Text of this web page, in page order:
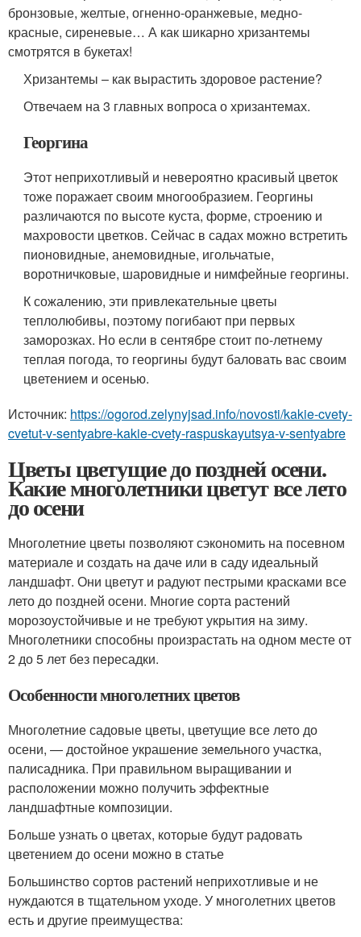
бронзовые, желтые, огненно-оранжевые, медно-
красные, сиреневые… А как шикарно хризантемы
смотрятся в букетах!
Хризантемы – как вырастить здоровое растение?
Отвечаем на 3 главных вопроса о хризантемах.
Георгина
Этот неприхотливый и невероятно красивый цветок
тоже поражает своим многообразием. Георгины
различаются по высоте куста, форме, строению и
махровости цветков. Сейчас в садах можно встретить
пионовидные, анемовидные, игольчатые,
воротничковые, шаровидные и нимфейные георгины.
К сожалению, эти привлекательные цветы
теплолюбивы, поэтому погибают при первых
заморозках. Но если в сентябре стоит по-летнему
теплая погода, то георгины будут баловать вас своим
цветением и осенью.
Источник: https://ogorod.zelynyjsad.info/novosti/kakie-cvety-
cvetut-v-sentyabre-kakie-cvety-raspuskayutsya-v-sentyabre
Цветы цветущие до поздней осени.
Какие многолетники цветут все лето
до осени
Многолетние цветы позволяют сэкономить на посевном
материале и создать на даче или в саду идеальный
ландшафт. Они цветут и радуют пестрыми красками все
лето до поздней осени. Многие сорта растений
морозоустойчивые и не требуют укрытия на зиму.
Многолетники способны произрастать на одном месте от
2 до 5 лет без пересадки.
Особенности многолетних цветов
Многолетние садовые цветы, цветущие все лето до
осени, — достойное украшение земельного участка,
палисадника. При правильном выращивании и
расположении можно получить эффектные
ландшафтные композиции.
Больше узнать о цветах, которые будут радовать
цветением до осени можно в статье
Большинство сортов растений неприхотливые и не
нуждаются в тщательном уходе. У многолетних цветов
есть и другие преимущества: